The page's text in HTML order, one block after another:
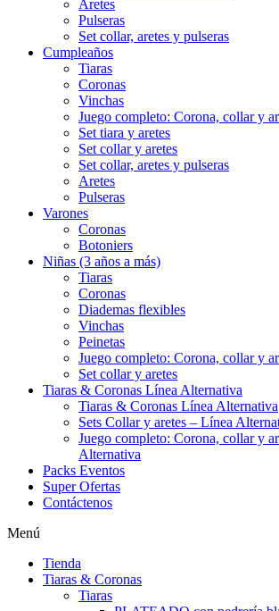
Aretes
Pulseras
Set collar, aretes y pulseras
Cumpleaños
Tiaras
Coronas
Vinchas
Juego completo: Corona, collar y
Set tiara y aretes
Set collar y aretes
Set collar, aretes y pulseras
Aretes
Pulseras
Varones
Coronas
Botoniers
Niñas (3 años a más)
Tiaras
Coronas
Diademas flexibles
Vinchas
Peinetas
Juego completo: Corona, collar y
Set collar y aretes
Tiaras & Coronas Línea Alternativa
Tiaras & Coronas Línea Alternativa
Sets Collar y aretes – Línea
Juego completo: Corona, collar y
Alternativa
Packs Eventos
Super Ofertas
Contáctenos
Menú
Tienda
Tiaras & Coronas
Tiaras